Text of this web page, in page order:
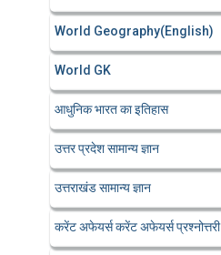
World Geography(English)
World GK
आधुनिक भारत का इतिहास
उत्तर प्रदेश सामान्य ज्ञान
उत्तराखंड सामान्य ज्ञान
करेंट अफेयर्स करेंट अफेयर्स प्रश्नोत्तरी